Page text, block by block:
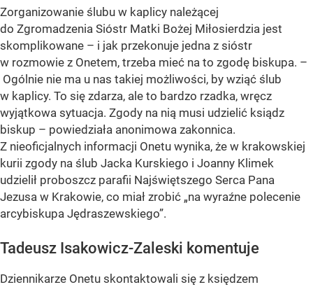
Zorganizowanie ślubu w kaplicy należącej
do Zgromadzenia Sióstr Matki Bożej Miłosierdzia jest
skomplikowane – i jak przekonuje jedna z sióstr
w rozmowie z Onetem, trzeba mieć na to zgodę biskupa. –
Ogólnie nie ma u nas takiej możliwości, by wziąć ślub
w kaplicy. To się zdarza, ale to bardzo rzadka, wręcz
wyjątkowa sytuacja. Zgody na nią musi udzielić ksiądz
biskup – powiedziała anonimowa zakonnica.
Z nieoficjalnych informacji Onetu wynika, że w krakowskiej
kurii zgody na ślub Jacka Kurskiego i Joanny Klimek
udzielił proboszcz parafii Najświętszego Serca Pana
Jezusa w Krakowie, co miał zrobić „na wyraźne polecenie
arcybiskupa Jędraszewskiego”.
Tadeusz Isakowicz-Zaleski komentuje
Dziennikarze Onetu skontaktowali się z księdzem